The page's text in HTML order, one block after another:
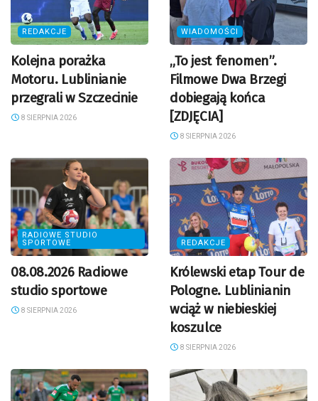
REDAKCJE
Kolejna porażka
Motoru. Lublinianie
przegrali w Szczecinie
8 SIERPNIA 2026
WIADOMOŚCI
„To jest fenomen”.
Filmowe Dwa Brzegi
dobiegają końca
[ZDJĘCIA]
8 SIERPNIA 2026
RADIOWE STUDIO
SPORTOWE
08.08.2026 Radiowe
studio sportowe
8 SIERPNIA 2026
REDAKCJE
Królewski etap Tour de
Pologne. Lublinianin
wciąż w niebieskiej
koszulce
8 SIERPNIA 2026